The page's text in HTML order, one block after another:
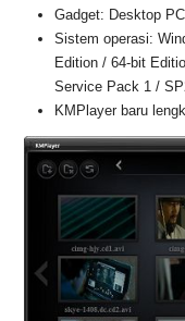
Gadget: Desktop
Sistem operasi:
Edition / 64-bit
Service Pack 1 /
KMPlayer baru